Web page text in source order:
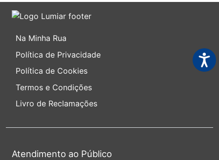
Na Minha Rua
Política de Privacidade
Política de Cookies
Termos e Condições
Livro de Reclamações
Atendimento ao Público